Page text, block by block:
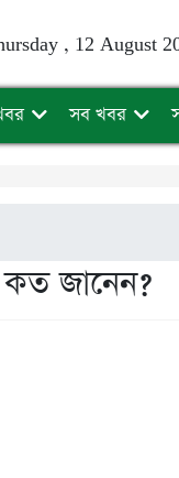
, 12 August
সব খবর
কত জানেন?